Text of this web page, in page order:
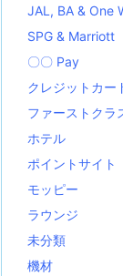
JAL, BA & One
SPG & Marriott
〇〇 Pay
クレジットカー
ファーストクラ
ホテル
ポイントサイト
モッピー
ラウンジ
未分類
機材